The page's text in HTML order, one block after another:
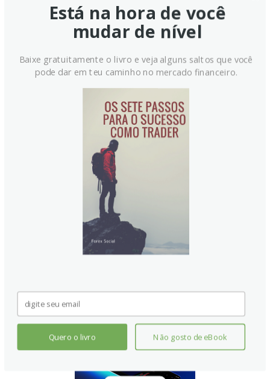
geralmente negativa para a moeda, pois reflete a
desvalorização por excesso de oferta. A inflação também
aumenta o custo das exportações, levando à venda de mais
Rúpias para comprar importações estrangeiras, o que é
negativo para a Rupia. Ao mesmo tempo, a inflação mais
alta geralmente leva o Reserve Bank of India (RBI) a
aumentar as taxas de juros, e isso pode ser positivo para a
Rupia, devido ao aumento da demanda de investidores
internacionais. O efeito oposto é verdadeiro para a inflação
Está na hora de você
mudar de nível
Baixe gratuitamente o livro e veja alguns saltos que você
pode dar em teu caminho no mercado financeiro.
Quero o livro Não gosto de eBook